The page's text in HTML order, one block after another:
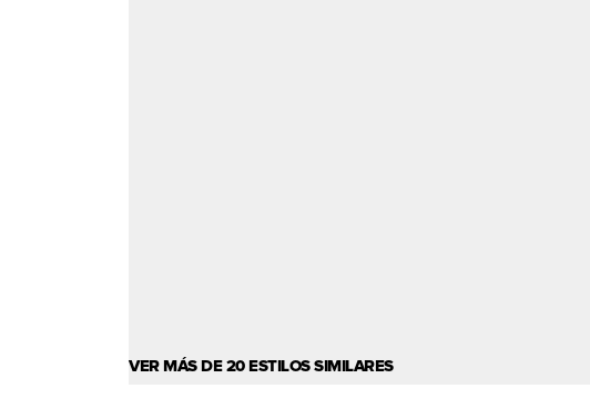
VER MÁS DE 20 ESTILOS SIMILARES